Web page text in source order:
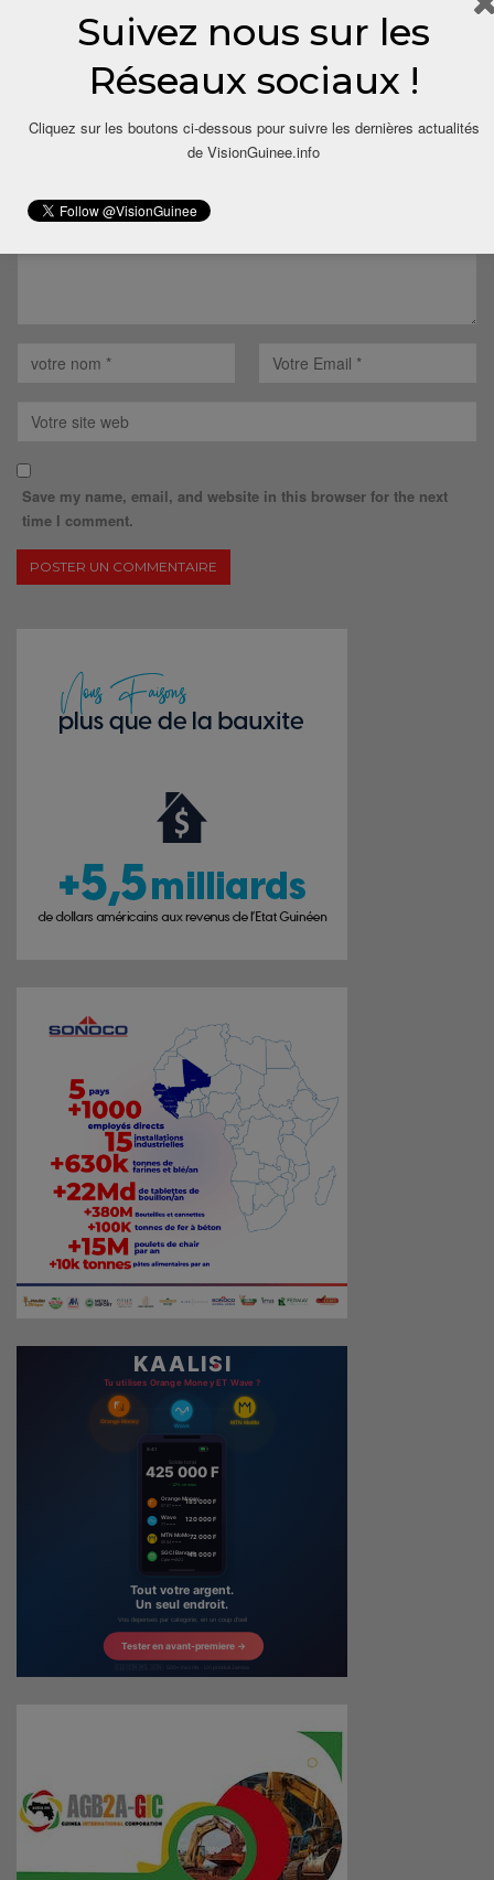
LAISSER UN COMMENTAIRE
Votre adresse email ne sera pas publiée.
Save my name, email, and website in this browser for the next
time I comment.
Suivez nous sur les
Réseaux sociaux !
Cliquez sur les boutons ci-dessous pour suivre les dernières actualités
de VisionGuinee.info